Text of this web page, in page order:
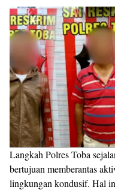
Langkah Polres Toba
bertujuan memberantas
lingkungan kondusif. Hal